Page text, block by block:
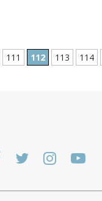
111 112 113 114